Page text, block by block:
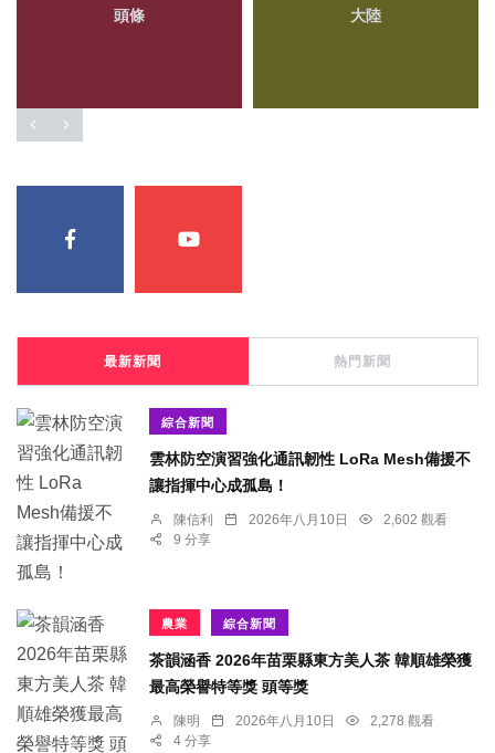
頭條 大陸
社會 健康
最新新聞 熱門新聞
綜合新聞
雲林防空演習強化通訊韌性 LoRa Mesh備援不
讓指揮中心成孤島！
陳信利 2026年八月10日
2,602 觀看
9 分享
農業 綜合新聞
茶韻涵香 2026年苗栗縣東方美人茶 韓順雄榮獲
最高榮譽特等獎 頭等獎
陳明 2026年八月10日
2,278 觀看
4 分享